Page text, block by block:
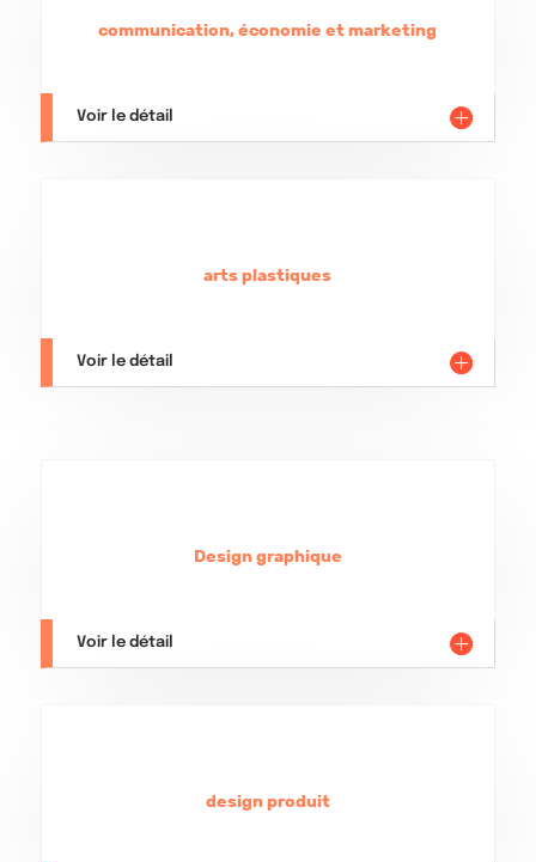
communication, économie et marketing
Voir le détail
arts plastiques
Voir le détail
Design graphique
Voir le détail
design produit